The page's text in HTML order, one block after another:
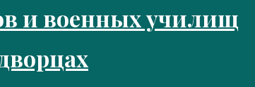
и военных училищ